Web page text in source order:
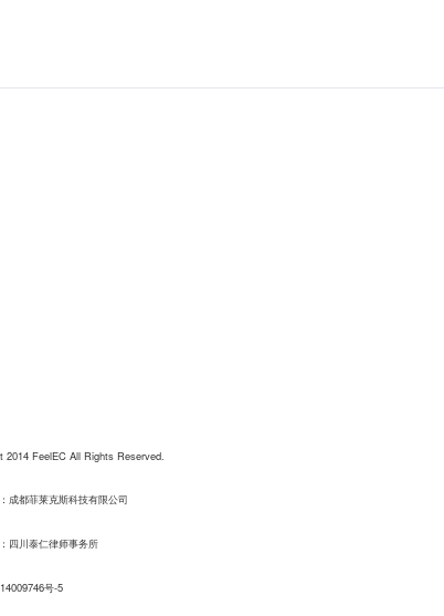
2014 FeelEC All Rights Reserved.
成都菲莱克斯科技有限公司
四川泰仁律师事务所
号-5